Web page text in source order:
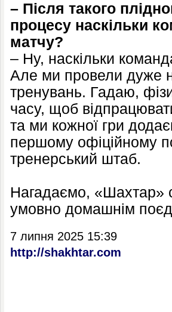
– Після такого
процесу наскільки
матчу?
– Ну, наскільки
Але ми провели дуже
тренувань. Гадаю,
часу, щоб
та ми кожної гри
першому офіційному
тренерський штаб.
Нагадаємо, «Шахтар»
умовно домашнім
7 липня 2025 15:39
http://shakhtar.com